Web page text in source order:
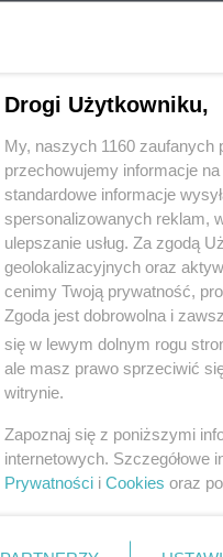
REKLAMA
Drogi Użytkowniku,
My, naszych 1160 zaufanych
przechowujemy informacje
standardowe informacje
spersonalizowanych reklam,
ulepszanie usług. Za zgodą
geolokalizacyjnych oraz
cenimy Twoją prywatność,
Zgoda jest dobrowolna i
się w lewym dolnym rogu
ale masz prawo sprzeciwić
witrynie.
Zapoznaj się z poniższymi
internetowych. Szczegółowe
Prywatności i Cookies oraz